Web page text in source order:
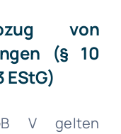
von
(§ 10
EStG)
V gelten